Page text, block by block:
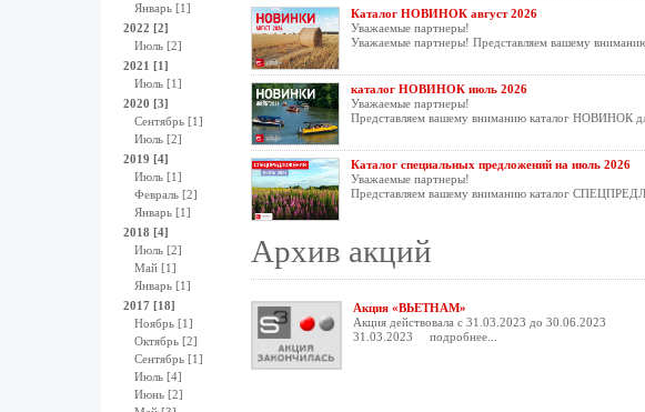
Январь [1]
2022 [2]
Июль [2]
2021 [1]
Июль [1]
2020 [3]
Сентябрь [1]
Июль [2]
2019 [4]
Июль [1]
Февраль [2]
Январь [1]
2018 [4]
Июль [2]
Май [1]
Январь [1]
2017 [18]
Ноябрь [1]
Октябрь [2]
Сентябрь [1]
Июль [4]
Июнь [2]
Каталог НОВИНОК август 2026
Уважаемые партнеры!
Уважаемые партнеры! Представляем вашему
каталог НОВИНОК июль 2026
Уважаемые партнеры!
Представляем вашему вниманию каталог НОВИНОК
Каталог специальных предложений на июль 2026
Уважаемые партнеры!
Представляем вашему вниманию каталог
Архив акций
Акция «ВЬЕТНАМ»
Акция действовала с 31.03.2023 до 30.06.2023
31.03.2023
подробнее...